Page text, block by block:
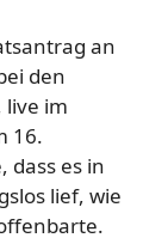
an
den
live im
16.
dass es in
lief, wie